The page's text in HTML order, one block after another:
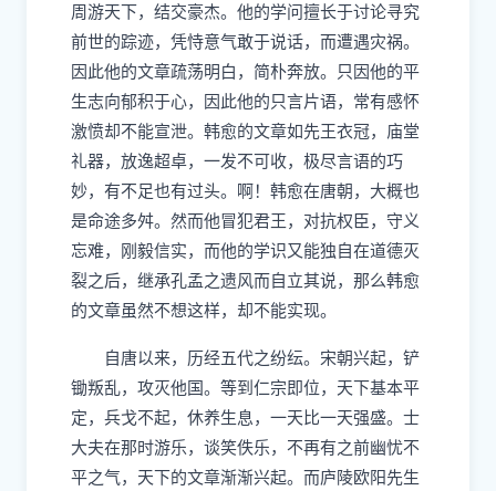
周游天下，结交豪杰。他的学问擅长于讨论寻究
前世的踪迹，凭恃意气敢于说话，而遭遇灾祸。
因此他的文章疏荡明白，简朴奔放。只因他的平
生志向郁积于心，因此他的只言片语，常有感怀
激愤却不能宣泄。韩愈的文章如先王衣冠，庙堂
礼器，放逸超卓，一发不可收，极尽言语的巧
妙，有不足也有过头。啊！韩愈在唐朝，大概也
是命途多舛。然而他冒犯君王，对抗权臣，守义
忘难，刚毅信实，而他的学识又能独自在道德灭
裂之后，继承孔孟之遗风而自立其说，那么韩愈
的文章虽然不想这样，却不能实现。
自唐以来，历经五代之纷纭。宋朝兴起，铲
锄叛乱，攻灭他国。等到仁宗即位，天下基本平
定，兵戈不起，休养生息，一天比一天强盛。士
大夫在那时游乐，谈笑佚乐，不再有之前幽忧不
平之气，天下的文章渐渐兴起。而庐陵欧阳先生